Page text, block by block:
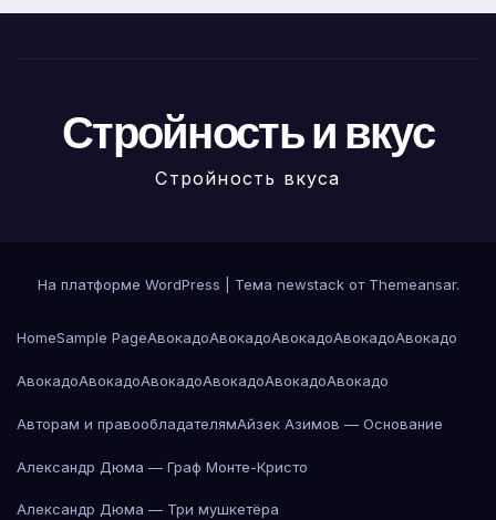
Стройность и вкус
Стройность вкуса
На платформе WordPress Тема newstack от Themeansar.
HomeSample PageАвокадоАвокадоАвокадоАвокадоАвокадо
АвокадоАвокадоАвокадоАвокадоАвокадоАвокадо
Авторам и правообладателямАйзек Азимов — Основание
Александр Дюма — Граф Монте-Кристо
Александр Дюма — Три мушкетёра